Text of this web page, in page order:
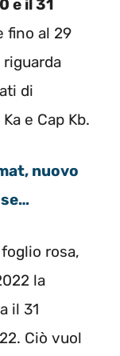
e il 31
fino al 29
di
e Cap Kb.
nuovo
rosa,
la
il 31
Ciò vuol